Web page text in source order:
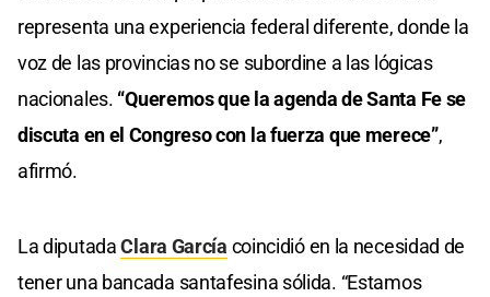
representa una experiencia federal diferente, donde la
voz de las provincias no se subordine a las lógicas
nacionales. “Queremos que la agenda de Santa Fe se
discuta en el Congreso con la fuerza que merece”,
afirmó.
La diputadaClara García coincidió en la necesidad de
tener una bancada santafesina sólida. “Estamos